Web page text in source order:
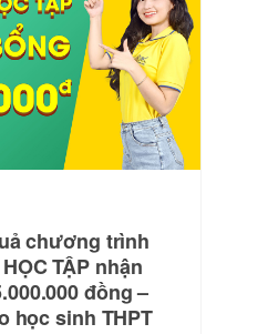
chương trình
TẬP nhận
đồng –
học sinh THPT